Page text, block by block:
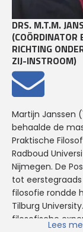
DRS. M.T.M.
(COÖRDINATOR
RICHTING
ZIJ-INSTROOM)
Martijn Janssen
behaalde de
Praktische
Radboud
Nijmegen. De
tot
filosofie rondde
Tilburg
filosofischeLees